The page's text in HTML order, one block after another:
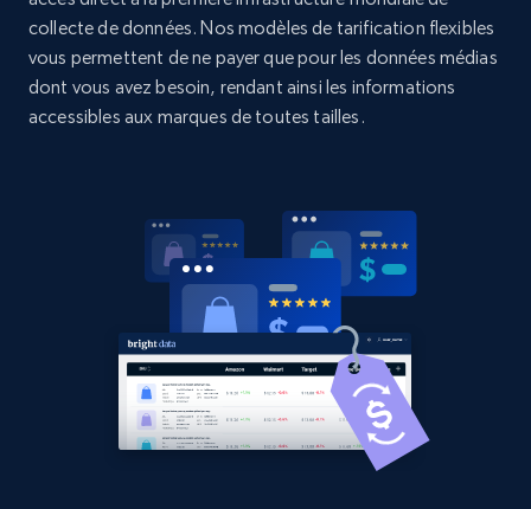
Amazon products global dataset -
Collecting products by keyword search
375+ Commencer
Amazon products global dataset - Collects
products by best sellers category URL
Title, Seller name, Brand, Description, Initial
collecte de données. Nos modèles de tarification flexibles
vous permettent de ne payer que pour les données médias
dont vous avez besoin, rendant ainsi les informations
accessibles aux marques de toutes tailles.